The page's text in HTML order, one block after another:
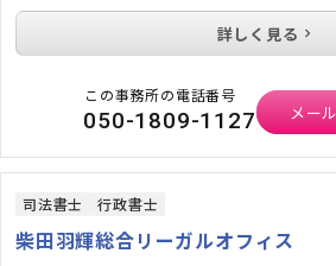
詳しく見る
この事務所の電話番号
050-1809-1127 メー
司法書士 行政書士
柴田羽輝総合リーガルオフィス